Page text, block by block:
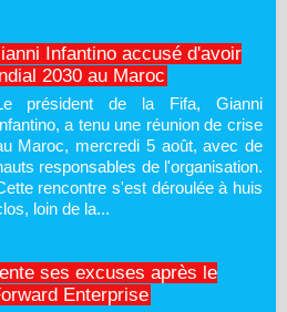
Infantino accusé d'avoir
2030 au Maroc
président de la Fifa, Gianni
a tenu une réunion de crise
Maroc, mercredi 5 août, avec de
responsables de l'organisation.
rencontre s'est déroulée à huis
loin de la...
ses excuses après le
Enterprise